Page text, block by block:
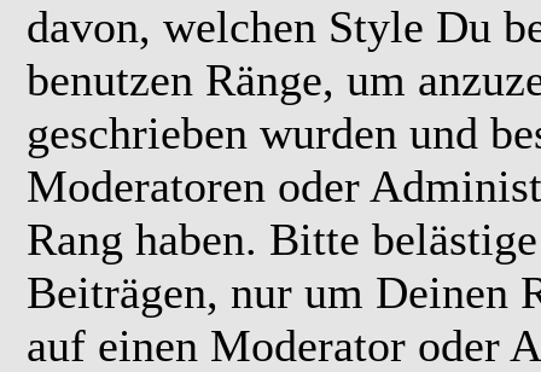
davon, welchen Style Du
benutzen Ränge, um
geschrieben wurden und
Moderatoren oder
Rang haben. Bitte
Beiträgen, nur um Deinen
auf einen Moderator oder